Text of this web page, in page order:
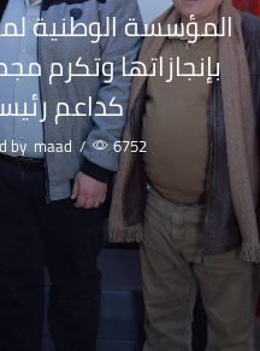
المؤسسة الوطنية
بإنجازاتها وتكرم
كداعم
by maad / 6752